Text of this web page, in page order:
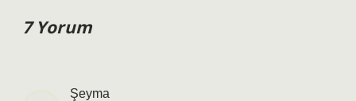
7 Yorum
Şeyma